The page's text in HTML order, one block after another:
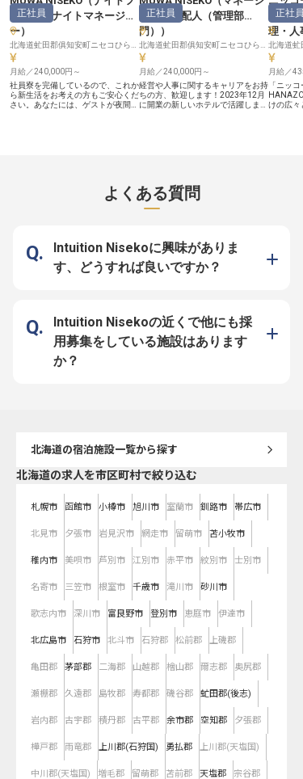
追求しながら、ご自身のキャリアを
大きく発展させる機会があります。
マネジメント経験を活かし、チーム
を牽引するやりがいを感じられるで
しょう。 充実した福利厚生や年間
休日116日といった制度が、あなた
のワークライフバランスをサポー
ト。 安心して長く働き続けられる
環境で、共に成長し、おもてなしの
プロフェッショナルを目指しません
か。 ※2026年03月31日時点の情報
です
ロント・ナイトマネージャ
ー）
正社員
月給／240,000円～
社員寮を完備しているので、これか
ら新生活をお考えの方もご安心くだ
さい。あなたには、ゲストが夜間快
こだわりの料理を提供しています。
※この求人は2023年11月21日時点
ャー・支配人（管理部
門）
）
正社員
月給／240,000円～
経営や人事に関するキャリアをお持
ちの方、歓迎します！2023年12月
に開業の新しいホテルで活躍しませ
グランドオープン予定です。※この
求人は2023年11月22日時点の情報
です
理・人
正社員
月給／
「ニッ
けの広々
よくある質問
Intuition Nisekoに興味がありま
す、どうすれば良いですか？
Intuition Nisekoの近くで他にも採
用募集をしている施設はあります
か？
北海道の宿泊施設一覧から探す
北海道の求人を市区町村で絞り込む
札幌市 函館市 小樽市 旭川市 室蘭市 釧路市 帯広市
北見市 夕張市 岩見沢市 網走市 留萌市 苫小牧市
稚内市 美唄市 芦別市 江別市 赤平市 紋別市 士別市
名寄市 三笠市 根室市 千歳市 滝川市 砂川市
歌志内市 深川市 富良野市 登別市 恵庭市 伊達市
北広島市 石狩市 北斗市 石狩郡 松前郡 上磯郡
亀田郡 茅部郡 二海郡 山越郡 檜山郡 爾志郡 奥尻郡
瀬棚郡 久遠郡 島牧郡 寿都郡 磯谷郡 虻田郡(後志)
岩内郡 古宇郡 積丹郡 古平郡 余市郡 空知郡 夕張郡
樺戸郡 雨竜郡 上川郡(石狩国) 勇払郡 上川郡(天塩国)
中川郡(天塩国) 増毛郡 留萌郡 苫前郡 天塩郡 宗谷郡